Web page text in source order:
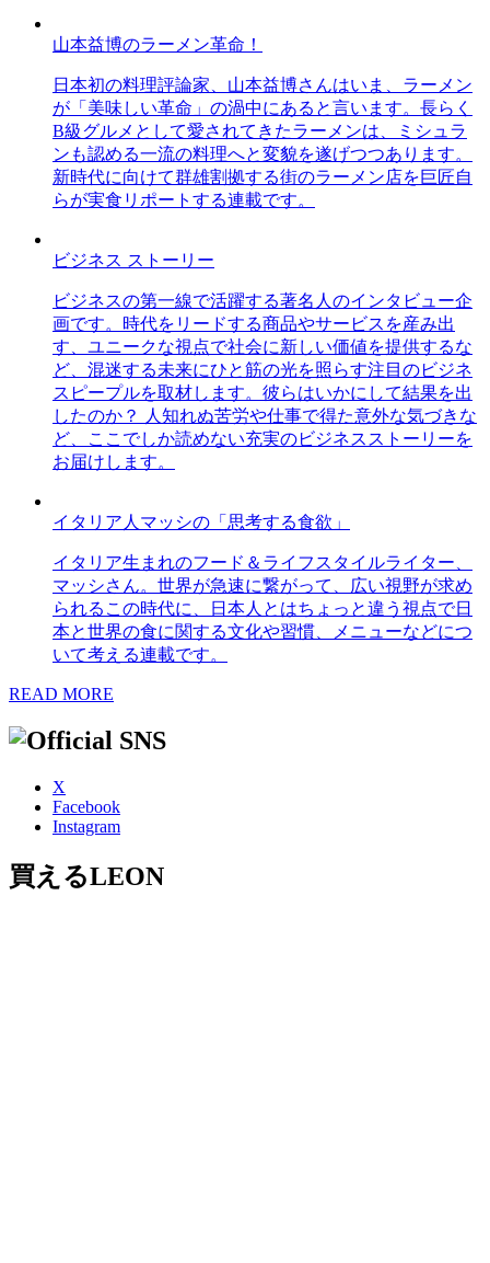
山本益博のラーメン革命！
日本初の料理評論家、山本益博さんはいま、ラーメン
が「美味しい革命」の渦中にあると言います。長らく
B級グルメとして愛されてきたラーメンは、ミシュラ
ンも認める一流の料理へと変貌を遂げつつあります。
新時代に向けて群雄割拠する街のラーメン店を巨匠自
らが実食リポートする連載です。
ビジネス ストーリー
ビジネスの第一線で活躍する著名人のインタビュー企
画です。時代をリードする商品やサービスを産み出
す、ユニークな視点で社会に新しい価値を提供するな
ど、混迷する未来にひと筋の光を照らす注目のビジネ
スピープルを取材します。彼らはいかにして結果を出
したのか？ 人知れぬ苦労や仕事で得た意外な気づきな
ど、ここでしか読めない充実のビジネスストーリーを
お届けします。
イタリア人マッシの「思考する食欲」
イタリア生まれのフード＆ライフスタイルライター、
マッシさん。世界が急速に繋がって、広い視野が求め
られるこの時代に、日本人とはちょっと違う視点で日
本と世界の食に関する文化や習慣、メニューなどにつ
いて考える連載です。
READ MORE
X
Facebook
Instagram
買えるLEON